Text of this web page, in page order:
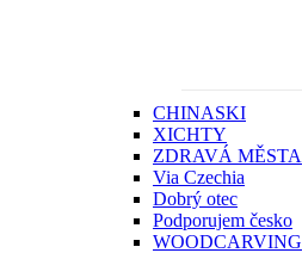
CHINASKI
XICHTY
ZDRAVÁ MĚSTA
Via Czechia
Dobrý otec
Podporujem česko
WOODCARVING